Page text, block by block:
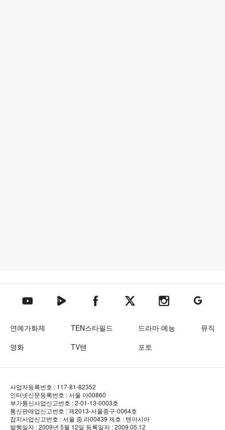
텐아시아 유튜브텐아시아 네이버TV텐아시아 페이스북텐아시아 엑스텐아시아 인스타그램
텐아시아
연예가화제 TEN스타필드 드라마·예능
뮤직
영화
TV텐 포토
사업자등록번호 : 117-81-82352
인터넷신문등록번호 : 서울 아00860
부가통신사업신고번호 : 2-01-13-0003호
통신판매업신고번호 : 제2013-서울중구-0064호
잡지사업신고번호 : 서울 중.라00439 제호 : 텐아시아
발행일자 : 2009년 5월 12일 등록일자 : 2009.05.12